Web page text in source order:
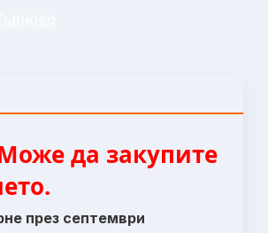
да закупите
през септември